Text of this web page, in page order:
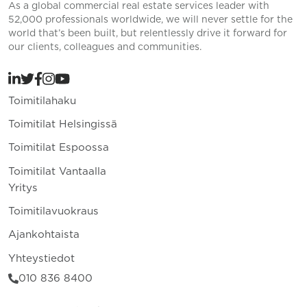
As a global commercial real estate services leader with
52,000 professionals worldwide, we will never settle for the
world that’s been built, but relentlessly drive it forward for
our clients, colleagues and communities.
Toimitilahaku
Toimitilat Helsingissä
Toimitilat Espoossa
Toimitilat Vantaalla
Yritys
Toimitilavuokraus
Ajankohtaista
Yhteystiedot
010 836 8400